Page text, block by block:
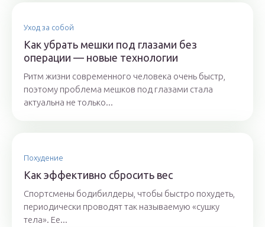
Уход за собой
Как убрать мешки под глазами без
операции — новые технологии
Ритм жизни современного человека очень быстр,
поэтому проблема мешков под глазами стала
актуальна не только...
Похудение
Как эффективно сбросить вес
Спортсмены бодибилдеры, чтобы быстро похудеть,
периодически проводят так называемую «сушку
тела». Ее...